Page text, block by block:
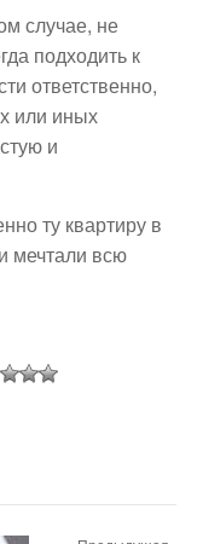
случае, не
подходить к
ответственно,
или иных
и
ту квартиру в
мечтали всю